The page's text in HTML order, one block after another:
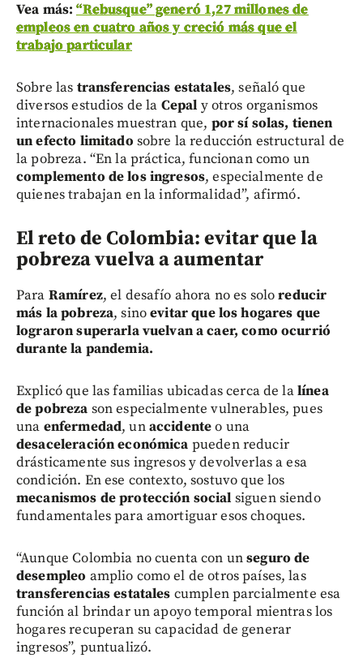
Vea más:“Rebusque” generó 1,27 millones de
empleos en cuatro años y creció más que el
trabajo particular
Sobre las transferencias estatales, señaló que
diversos estudios de la Cepal y otros organismos
internacionales muestran que, por sí solas, tienen
un efecto limitado sobre la reducción estructural de
la pobreza. “En la práctica, funcionan como un
complemento de los ingresos, especialmente de
quienes trabajan en la informalidad”, afirmó.
El reto de Colombia: evitar que la
pobreza vuelva a aumentar
Para Ramírez, el desafío ahora no es soloreducir
más la pobreza, sinoevitar que los hogares que
lograron superarla vuelvan a caer, como ocurrió
durante la pandemia.
Explicó que las familias ubicadas cerca de lalínea
de pobreza son especialmente vulnerables, pues
una enfermedad, unaccidenteo una
desaceleración económica pueden reducir
drásticamente sus ingresos y devolverlas a esa
condición. En ese contexto, sostuvo que los
mecanismos de protección social siguen siendo
fundamentales para amortiguar esos choques.
“Aunque Colombia no cuenta con unseguro de
desempleo amplio como el de otros países, las
transferencias estatales cumplen parcialmente esa
función al brindar un apoyo temporal mientras los
hogares recuperan su capacidad de generar
ingresos”, puntualizó.